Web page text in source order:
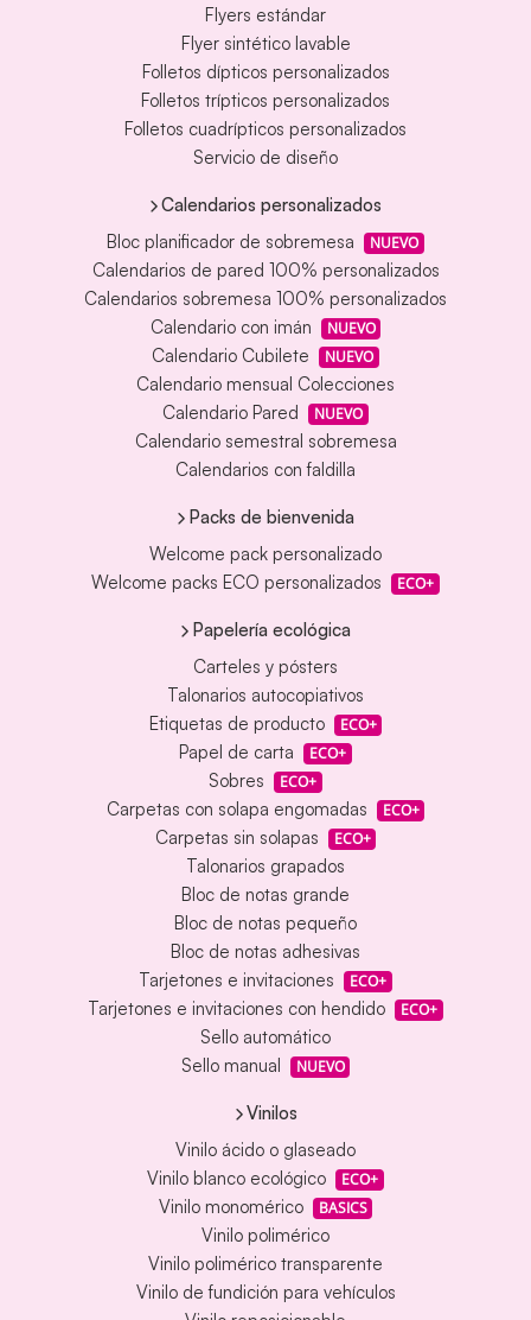
Flyers estándar
Flyer sintético lavable
Folletos dípticos personalizados
Folletos trípticos personalizados
Folletos cuadrípticos personalizados
Servicio de diseño
Calendarios personalizados
Bloc planificador de sobremesa
NUEVO
Calendarios de pared 100% personalizados
Calendarios sobremesa 100% personalizados
Calendario con imán
NUEVO
Calendario Cubilete NUEVO
Calendario mensual Colecciones
Calendario Pared
NUEVO
Calendario semestral sobremesa
Calendarios con faldilla
Packs de bienvenida
Welcome pack personalizado
Welcome packs ECO personalizados
ECO+
Papelería ecológica
Carteles y pósters
Talonarios autocopiativos
Etiquetas de producto
ECO+
Papel de carta ECO+
Sobres ECO+
Carpetas con solapa engomadas ECO+
Carpetas sin solapas ECO+
Talonarios grapados
Bloc de notas grande
Bloc de notas pequeño
Bloc de notas adhesivas
Tarjetones e invitaciones
ECO+
Tarjetones e invitaciones con hendido ECO+
Sello automático
Sello manual
NUEVO
Vinilos
Vinilo ácido o glaseado
Vinilo blanco ecológico
ECO+
Vinilo monomérico BASICS
Vinilo polimérico
Vinilo polimérico transparente
Vinilo de fundición para vehículos